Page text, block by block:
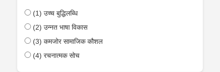
(1) उच्च बुद्धिलब्धि
(2) उन्नत भाषा विकास
(3) कमजोर सामाजिक कौशल
(4) रचनात्मक सोच